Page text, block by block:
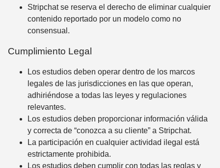
Stripchat se reserva el derecho de eliminar cualquier
contenido reportado por un modelo como no
consensual.
Cumplimiento Legal
Los estudios deben operar dentro de los marcos
legales de las jurisdicciones en las que operan,
adhiriéndose a todas las leyes y regulaciones
relevantes.
Los estudios deben proporcionar información válida
y correcta de “conozca a su cliente” a Stripchat.
La participación en cualquier actividad ilegal está
estrictamente prohibida.
Los estudios deben cumplir con todas las reglas y